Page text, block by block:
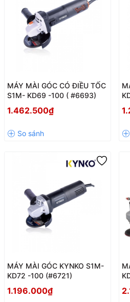
MÁY MÀI GÓC CÓ ĐIỀU TỐC
S1M- KD69 -100 ( #6693)
1.462.500₫
MÁY MÀI GÓC KYNKO S1M-
KD72 -100 (#6721)
1.196.000₫